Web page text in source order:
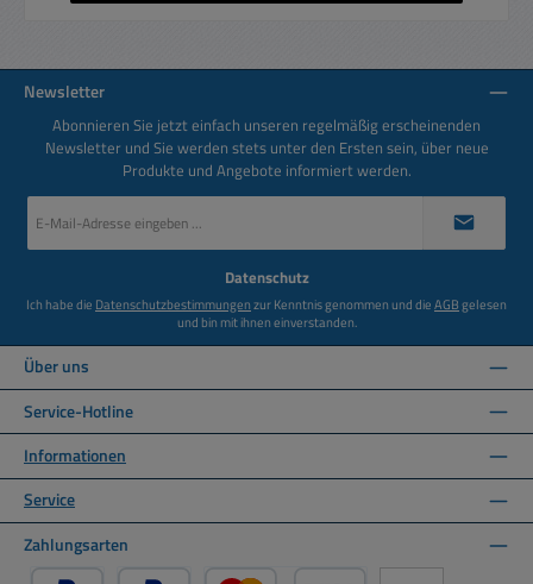
Newsletter
Abonnieren Sie jetzt einfach unseren regelmäßig erscheinenden
Newsletter und Sie werden stets unter den Ersten sein, über neue
Produkte und Angebote informiert werden.
Mail-
Datenschutz
Ich habe die Datenschutzbestimmungenzur Kenntnis genommen und dieAGBgelesen
und bin mit ihnen einverstanden.
Über uns
Service-Hotline
Informationen
Service
Zahlungsarten